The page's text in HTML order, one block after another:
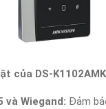
của DS-
và Wiegand: Đảm